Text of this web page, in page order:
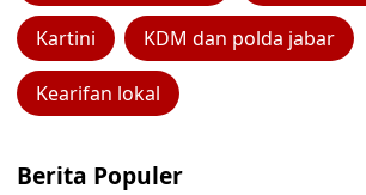
Kartini KDM dan polda jabar
Kearifan lokal
Berita Populer